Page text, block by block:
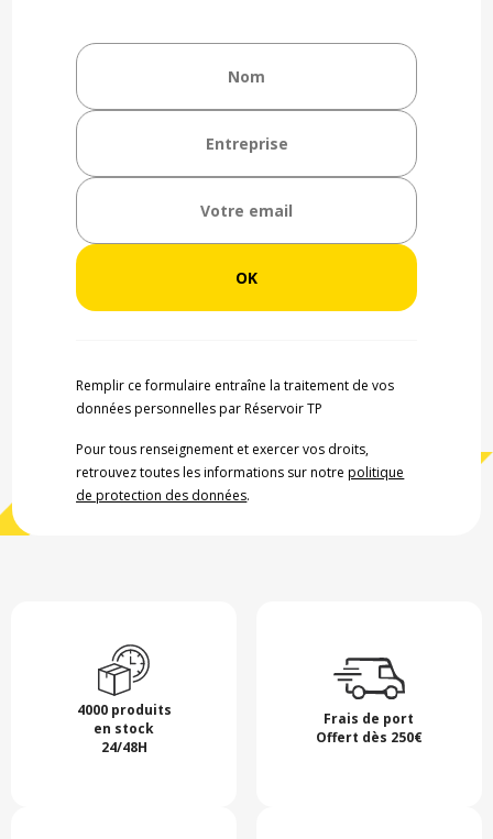
Remplir ce formulaire entraîne la traitement de vos
données personnelles par Réservoir TP
Pour tous renseignement et exercer vos droits,
retrouvez toutes les informations sur notrepolitique
de protection des données.
4000 produits
en stock
24/48H
Frais de port
Offert dès 250€